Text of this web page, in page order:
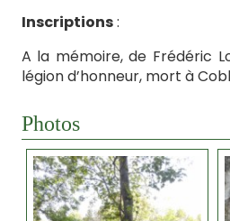
Inscriptions:
A la mémoire, de Frédéric
légion d’honneur, mort à
Photos